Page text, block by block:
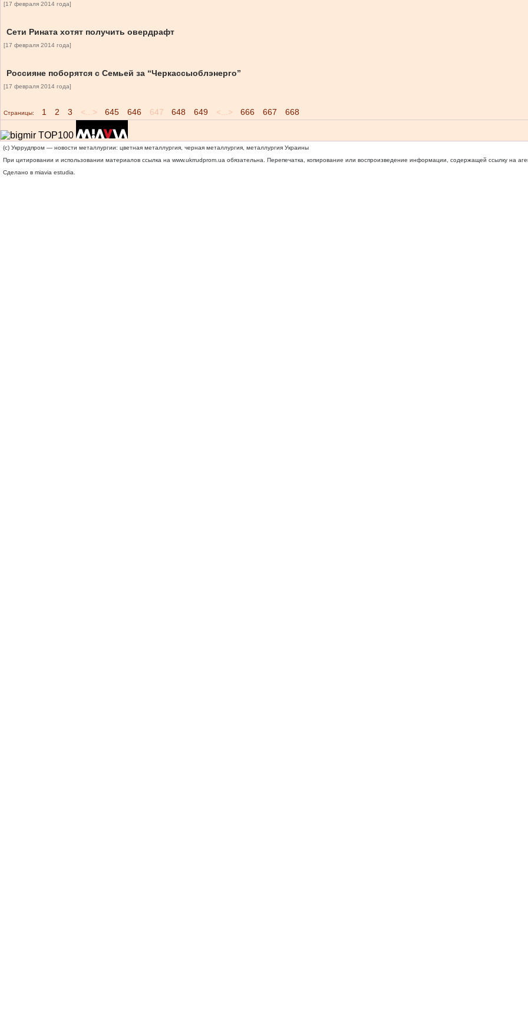
[17 февраля 2014 года]
Сети Рината хотят получить овердрафт
[17 февраля 2014 года]
Россияне поборятся с Семьей за “Черкассыоблэнерго”
[17 февраля 2014 года]
Страницы: 1 2 3 <...> 645 646 647 648 649 <...> 666 667 668
(c) Укррудпром — новости металлургии: цветная металлургия, черная металлургия, металлургия Украины
При цитировании и использовании материалов ссылка на www.ukrrudprom.ua обязательна. Перепечатка, копирование или воспроизведение информации, содержащей ссылку на
Сделано в miavia estudia.